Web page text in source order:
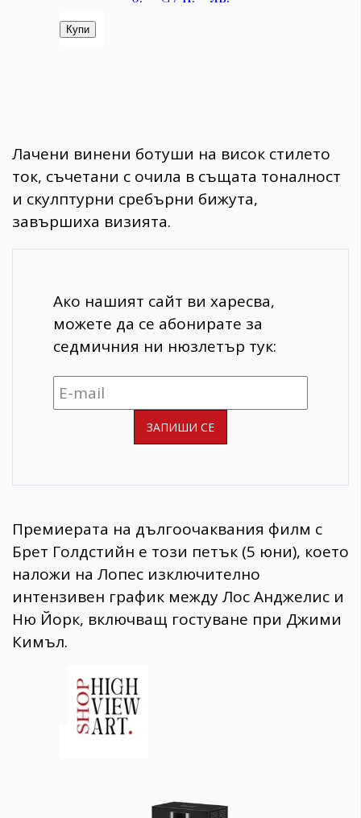
Лачени винени ботуши на висок стилето
ток, съчетани с очила в същата тоналност
и скулптурни сребърни бижута,
завършиха визията.
Ако нашият сайт ви харесва,
можете да се абонирате за
седмичния ни нюзлетър тук:
Премиерата на дългоочаквания филм с
Брет Голдстийн е този петък (5 юни), което
наложи на Лопес изключително
интензивен график между Лос Анджелис и
Ню Йорк, включващ гостуване при Джими
Кимъл.